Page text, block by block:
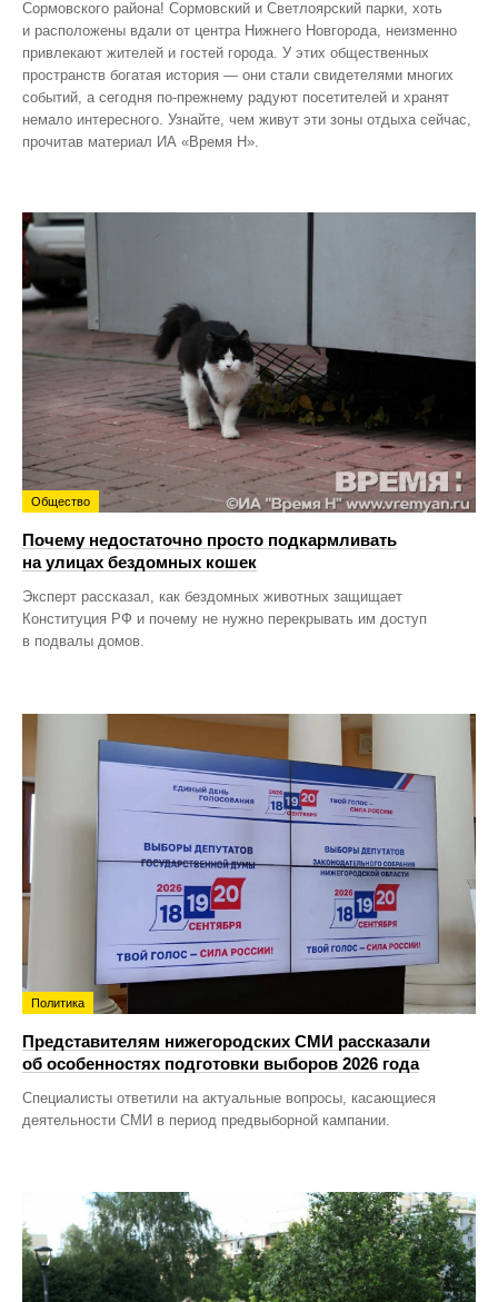
Сормовского района! Сормовский и Светлоярский парки, хоть
и расположены вдали от центра Нижнего Новгорода, неизменно
привлекают жителей и гостей города. У этих общественных
пространств богатая история — они стали свидетелями многих
событий, а сегодня по‑прежнему радуют посетителей и хранят
немало интересного. Узнайте, чем живут эти зоны отдыха сейчас,
прочитав материал ИА «Время Н».
Общество
Почему недостаточно просто подкармливать
на улицах бездомных кошек
Эксперт рассказал, как бездомных животных защищает
Конституция РФ и почему не нужно перекрывать им доступ
в подвалы домов.
Политика
Представителям нижегородских СМИ рассказали
об особенностях подготовки выборов 2026 года
Специалисты ответили на актуальные вопросы, касающиеся
деятельности СМИ в период предвыборной кампании.